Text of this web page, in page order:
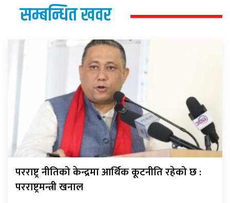
सम्बन्धित खवर
परराष्ट्र नीतिको केन्द्रमा आर्थिक कूटनीति रहेको छ :
परराष्ट्रमन्त्री खनाल